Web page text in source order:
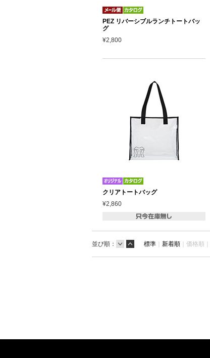
PEZ リバーシブルランチトートバッ
グ
¥2,800
クリアトートバッグ
¥2,860
並び順： 標準 ｜ 新着順 ｜ 価格順｜